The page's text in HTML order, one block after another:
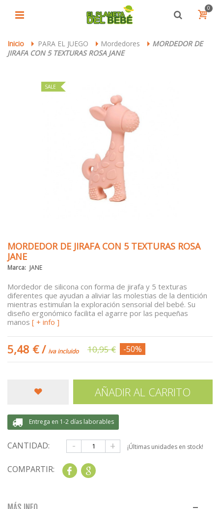
0
Inicio > PARA EL JUEGO > Mordedores > MORDEDOR DE
JIRAFA CON 5 TEXTURAS ROSA JANE
SALE
MORDEDOR DE JIRAFA CON 5 TEXTURAS ROSA
JANE
Marca: JANE
Mordedor de silicona con forma de jirafa y 5 texturas
diferentes que ayudan a aliviar las molestias de la dentición
mientras estimulan la exploración sensorial del bebé. Su
diseño ergonómico facilita el agarre por las pequeñas
manos [ + info ]
5,48 €/ iva incluido 10,95 € -50%
AÑADIR AL CARRITO
Entrega en 1-2 días laborables
CANTIDAD: - + ¡Últimas unidades en stock!
COMPARTIR: Share